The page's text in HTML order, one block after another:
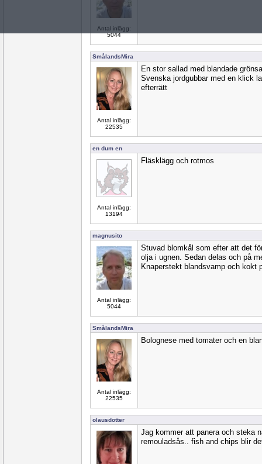
Antal inlägg:
5044
SmålandsMira
Antal inlägg:
22535
En stor sallad med blandade
Svenska jordgubbar med en klick
efterrätt
en dum en
Antal inlägg:
13194
Fläsklägg och rotmos
magnusito
Antal inlägg:
5044
Stuvad blomkål som efter att det
olja i ugnen. Sedan delas och på
Knaperstekt blandsvamp och kokt
SmålandsMira
Antal inlägg:
22535
Bolognese med tomater och en
olausdotter
Jag kommer att panera och steka
remouladsås.. fish and chips blir